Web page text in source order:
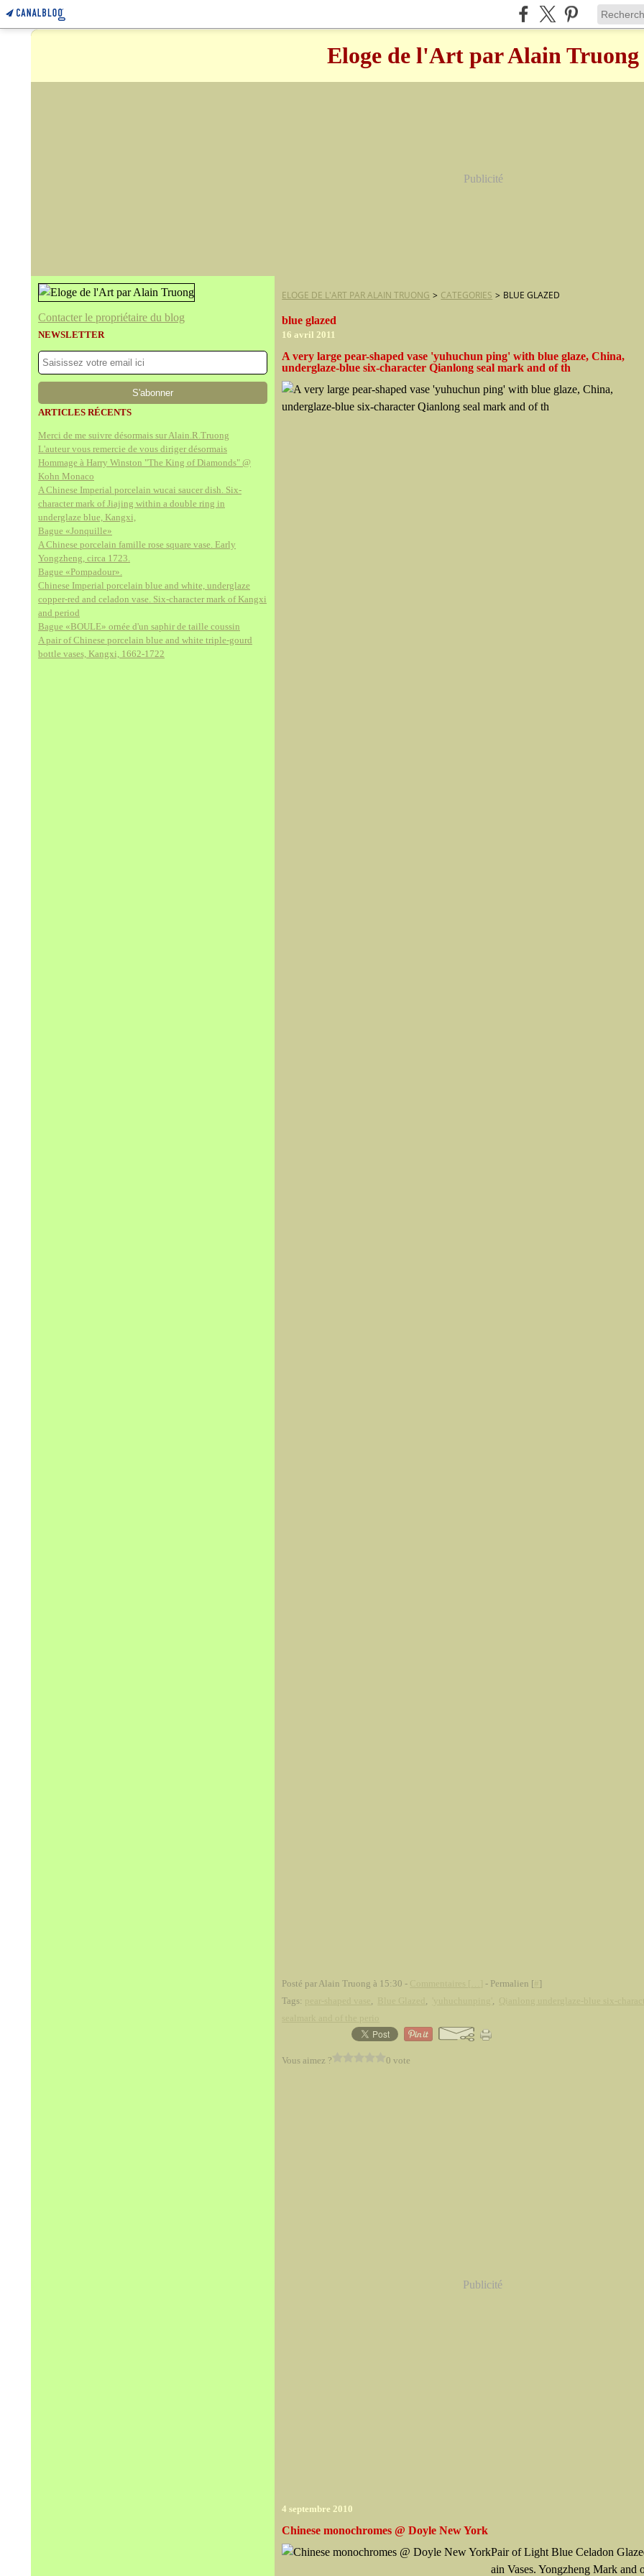
Eloge de l'Art par Alain Truong
Publicité
Contacter le propriétaire du blog
NEWSLETTER
ARTICLES RÉCENTS
Merci de me suivre désormais sur Alain.R.Truong
L'auteur vous remercie de vous diriger désormais
Hommage à Harry Winston "The King of Diamonds" @
Kohn Monaco
A Chinese Imperial porcelain wucai saucer dish. Six-
character mark of Jiajing within a double ring in
underglaze blue, Kangxi,
Bague «Jonquille»
A Chinese porcelain famille rose square vase. Early
Yongzheng, circa 1723.
Bague «Pompadour».
Chinese Imperial porcelain blue and white, underglaze
copper-red and celadon vase. Six-character mark of Kangxi
and period
Bague «BOULE» ornée d'un saphir de taille coussin
A pair of Chinese porcelain blue and white triple-gourd
bottle vases, Kangxi, 1662-1722
ELOGE DE L'ART PAR ALAIN TRUONG > CATEGORIES > BLUE GLAZED
blue glazed
16 avril 2011
A very large pear-shaped vase 'yuhuchun ping' with blue glaze, China,
underglaze-blue six-character Qianlong seal mark and of th
Posté par Alain Truong à 15:30 - - Permalien [ ]
Tags:
, , ,
Vous aimez ? 0 vote
Publicité
4 septembre 2010
Chinese monochromes @ Doyle New York
Pair of Light Blue Celadon
ain Vases. Yongzheng Mark and